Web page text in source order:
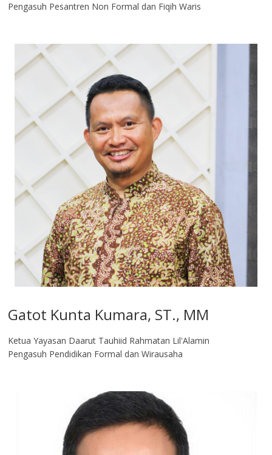
Pengasuh Pesantren Non Formal dan Fiqih Waris
Gatot Kunta Kumara, ST., MM
Ketua Yayasan Daarut Tauhiid Rahmatan Lil'Alamin
Pengasuh Pendidikan Formal dan Wirausaha